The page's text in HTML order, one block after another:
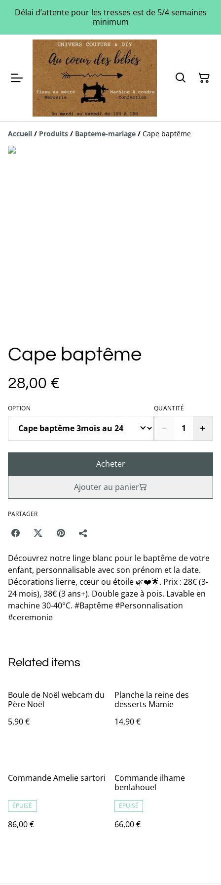
Délai d’attente pour les tresses est de 5/4 semaines
minimum
Accueil / Produits / Bapteme-mariage / Cape baptême
Cape baptême
28,00 €
OPTION QUANTITÉ
Acheter
Ajouter au panier
PARTAGER
Découvrez notre linge blanc pour le baptême de votre
enfant, personnalisable avec son prénom et la date.
Décorations lierre, cœur ou étoile 🌿❤️🌟. Prix : 28€ (3-
24 mois), 38€ (3 ans+). Double gaze à pois. Lavable en
machine 30-40°C. #Baptême #Personnalisation
#ceremonie
Related items
Boule de Noël webcam du
Père Noël
5,90 €
Planche la reine des
desserts Mamie
14,90 €
Commande Amelie sartori
ÉPUISÉ
86,00 €
Commande ilhame
benlahouel
ÉPUISÉ
66,00 €